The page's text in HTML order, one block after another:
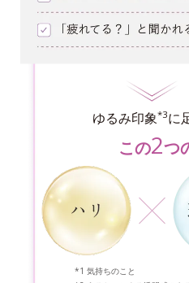
ゆるみ印象*3に
この2つ
気持ちのこと